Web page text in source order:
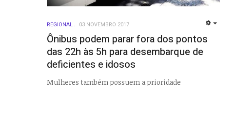
REGIONAL 03 NOVEMBRO 2017
Ônibus podem parar fora dos pontos
das 22h às 5h para desembarque de
deficientes e idosos
Mulheres também possuem a prioridade